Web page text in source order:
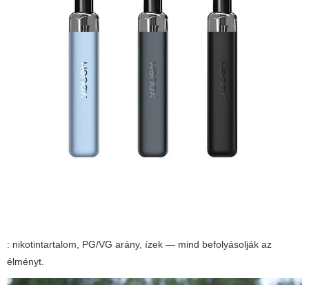
: nikotintartalom, PG/VG arány, ízek — mind befolyásolják az
élményt.